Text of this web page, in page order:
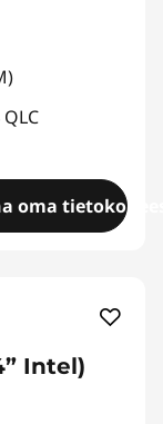
oma
Intel)